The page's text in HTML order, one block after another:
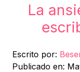
La
Escrito por:
Publicado en: